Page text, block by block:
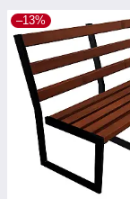
–13%